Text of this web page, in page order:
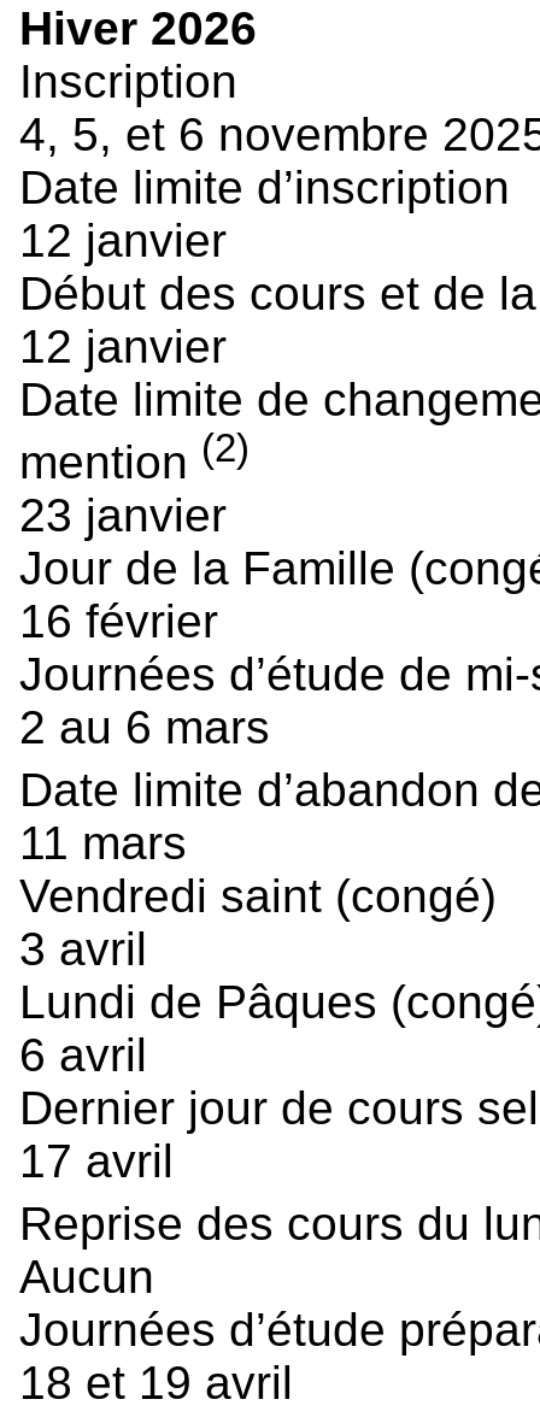
Hiver 2026
Inscription
4, 5, et 6 novembre
Date limite d’inscription
12 janvier
Début des cours et de
12 janvier
Date limite de
mention (2)
23 janvier
Jour de la Famille
16 février
Journées d’étude de
2 au 6 mars
Date limite d’abandon
11 mars
Vendredi saint (congé)
3 avril
Lundi de Pâques
6 avril
Dernier jour de cours
17 avril
Reprise des cours du
Aucun
Journées d’étude
18 et 19 avril